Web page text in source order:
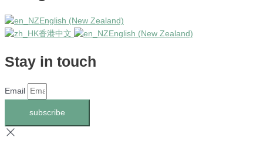
English (New Zealand)
香港中文
English (New Zealand)
Stay in touch
Email
subscribe